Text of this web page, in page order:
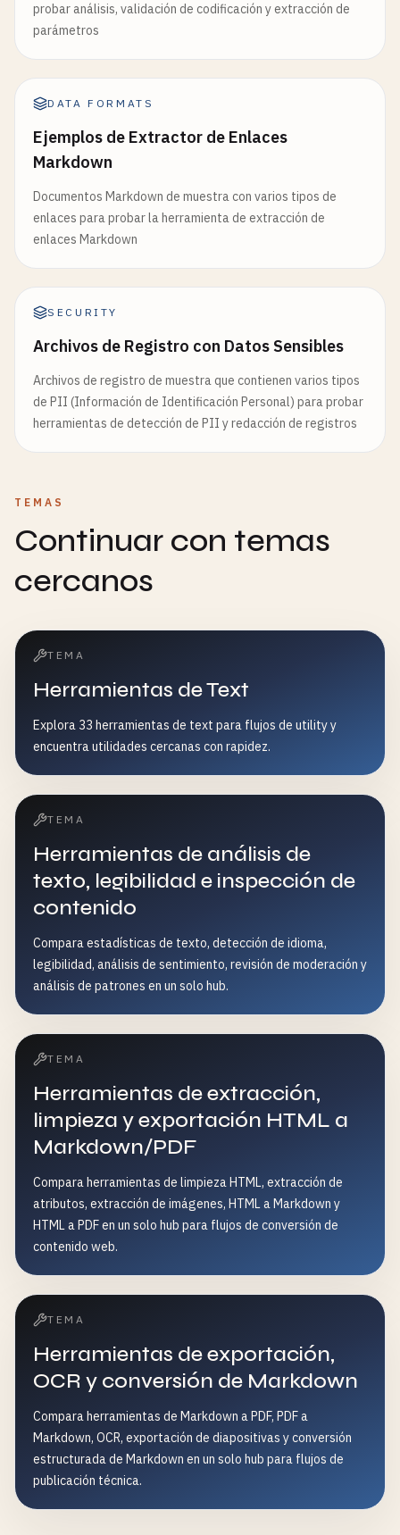
probar análisis, validación de codificación y extracción de
parámetros
DATA FORMATS
Ejemplos de Extractor de Enlaces
Markdown
Documentos Markdown de muestra con varios tipos de
enlaces para probar la herramienta de extracción de
enlaces Markdown
SECURITY
Archivos de Registro con Datos Sensibles
Archivos de registro de muestra que contienen varios tipos
de PII (Información de Identificación Personal) para probar
herramientas de detección de PII y redacción de registros
TEMAS
Continuar con temas
cercanos
TEMA
Herramientas de Text
Explora 33 herramientas de text para flujos de utility y
encuentra utilidades cercanas con rapidez.
TEMA
Herramientas de análisis de
texto, legibilidad e inspección de
contenido
Compara estadísticas de texto, detección de idioma,
legibilidad, análisis de sentimiento, revisión de moderación y
análisis de patrones en un solo hub.
TEMA
Herramientas de extracción,
limpieza y exportación HTML a
Markdown/PDF
Compara herramientas de limpieza HTML, extracción de
atributos, extracción de imágenes, HTML a Markdown y
HTML a PDF en un solo hub para flujos de conversión de
contenido web.
TEMA
Herramientas de exportación,
OCR y conversión de Markdown
Compara herramientas de Markdown a PDF, PDF a
Markdown, OCR, exportación de diapositivas y conversión
estructurada de Markdown en un solo hub para flujos de
publicación técnica.